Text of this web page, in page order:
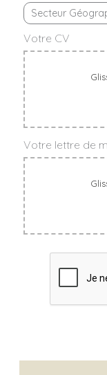
Votre CV
Votre lettre de